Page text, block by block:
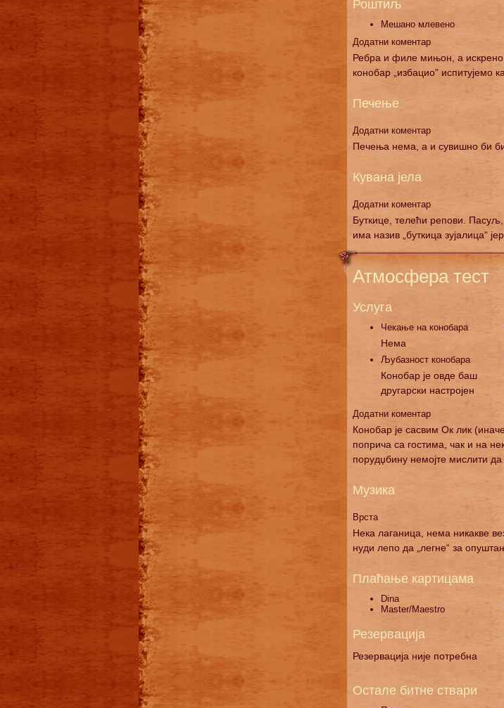
Мешано млевено
Додатни коментар
Ребра и филе мињон, а
конобар „избацио" испитујемо
Печење
Додатни коментар
Печења нема, а и сувишно би
Кувана јела
Додатни коментар
Буткице, телећи репови.
има назив „буткица зујалица“
Атмосфера тест
Услуга
Чекање на конобара
Нема
Љубазност конобара
Конобар је овде баш
другарски настројен
Додатни коментар
Конобар је сасвим Ок лик
поприча са гостима, чак и на
порудџбину немојте мислити
Музика
Врста
Нека лаганица, нема никакве
нуди лепо да „легне“ за
Плаћање картицама
Dina
Master/Maestro
Резервација
Резервација није потребна
Остале битне ствари